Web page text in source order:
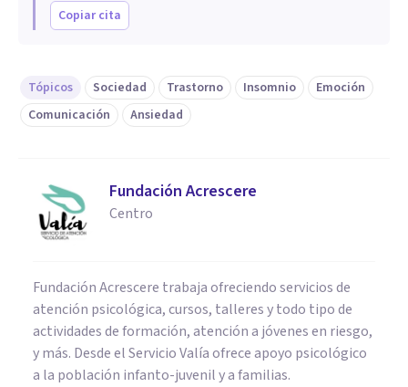
Copiar cita
Tópicos Sociedad Trastorno Insomnio
Emoción
Comunicación
Ansiedad
Fundación Acrescere
Centro
Fundación Acrescere trabaja ofreciendo servicios de
atención psicológica, cursos, talleres y todo tipo de
actividades de formación, atención a jóvenes en riesgo,
y más. Desde el Servicio Valía ofrece apoyo psicológico
a la población infanto-juvenil y a familias.